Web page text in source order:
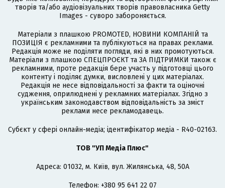
творів та/або аудіовізуальних творів правовласника Getty
Images - суворо забороняється.
Матеріали з плашкою PROMOTED, НОВИНИ КОМПАНІЙ та
ПОЗИЦІЯ є рекламними та публікуються на правах реклами.
Редакція може не поділяти погляди, які в них промотуються.
Матеріали з плашкою СПЕЦПРОЄКТ та ЗА ПІДТРИМКИ також є
рекламними, проте редакція бере участь у підготовці цього
контенту і поділяє думки, висловлені у цих матеріалах.
Редакція не несе відповідальності за факти та оціночні
судження, оприлюднені у рекламних матеріалах. Згідно з
українським законодавством відповідальність за зміст
реклами несе рекламодавець.
Cубєкт у сфері онлайн-медіа; ідентифікатор медіа - R40-02163.
ТОВ "УП Медіа Плюс"
Адреса: 01032, м. Київ, вул. Жилянська, 48, 50А
Телефон: +380 95 641 22 07